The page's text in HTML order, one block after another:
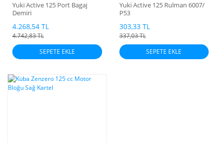
Yuki Active 125 Port Bagaj
Demiri
4.268,54 TL
4.742,83 TL
SEPETE EKLE
Yuki Active 125 Rulman 6007/
P53
303,33 TL
337,03 TL
SEPETE EKLE